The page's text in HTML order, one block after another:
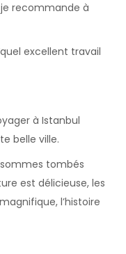
recommande à
excellent travail
à Istanbul
belle ville.
tombés
est délicieuse, les
l’histoire